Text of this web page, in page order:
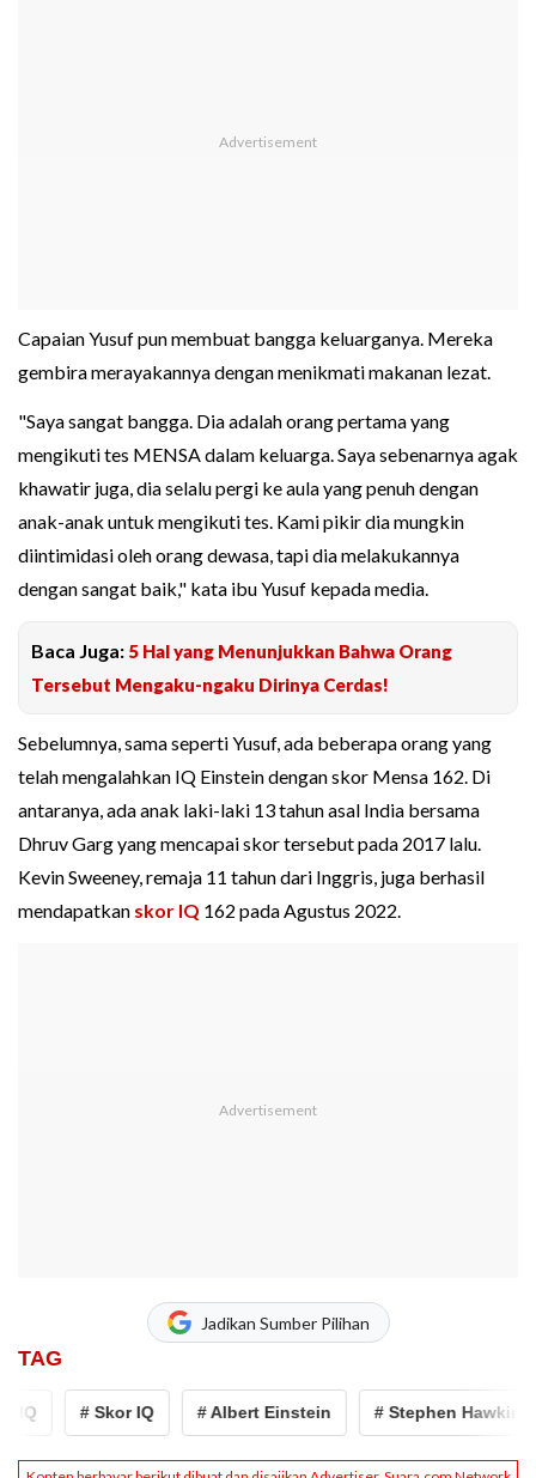
Capaian Yusuf pun membuat bangga keluarganya. Mereka
gembira merayakannya dengan menikmati makanan lezat.
"Saya sangat bangga. Dia adalah orang pertama yang
mengikuti tes MENSA dalam keluarga. Saya sebenarnya agak
khawatir juga, dia selalu pergi ke aula yang penuh dengan
anak-anak untuk mengikuti tes. Kami pikir dia mungkin
diintimidasi oleh orang dewasa, tapi dia melakukannya
dengan sangat baik," kata ibu Yusuf kepada media.
Baca Juga: 5 Hal yang Menunjukkan Bahwa Orang
Tersebut Mengaku-ngaku Dirinya Cerdas!
Sebelumnya, sama seperti Yusuf, ada beberapa orang yang
telah mengalahkan IQ Einstein dengan skor Mensa 162. Di
antaranya, ada anak laki-laki 13 tahun asal India bersama
Dhruv Garg yang mencapai skor tersebut pada 2017 lalu.
Kevin Sweeney, remaja 11 tahun dari Inggris, juga berhasil
mendapatkan skor IQ 162 pada Agustus 2022.
Jadikan Sumber Pilihan
TAG
# Skor IQ # Albert Einstein # Stephen Hawking